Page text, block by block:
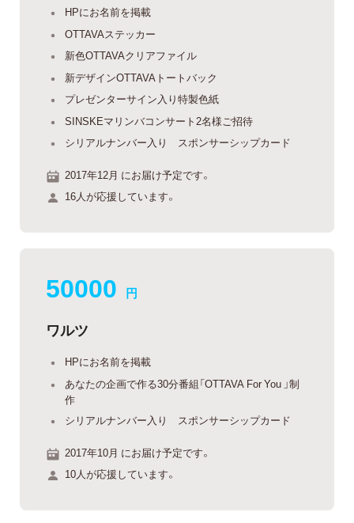
HPにお名前を掲載
OTTAVAステッカー
新色OTTAVAクリアファイル
新デザインOTTAVAトートバック
プレゼンターサイン入り特製色紙
SINSKEマリンバコンサート2名様ご招待
シリアルナンバー入り スポンサーシップカード
2017年12月 にお届け予定です。
16人が応援しています。
50000 円
ワルツ
HPにお名前を掲載
あなたの企画で作る30分番組「OTTAVA For You 」制
作
シリアルナンバー入り スポンサーシップカード
2017年10月 にお届け予定です。
10人が応援しています。